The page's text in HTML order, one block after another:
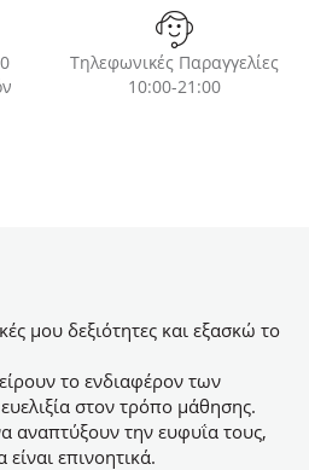
Τηλεφωνικές Παραγγελίες
10:00-21:00
μου δεξιότητες και εξασκώ το
το ενδιαφέρον των
στον τρόπο μάθησης.
αναπτύξουν την ευφυΐα τους,
επινοητικά.